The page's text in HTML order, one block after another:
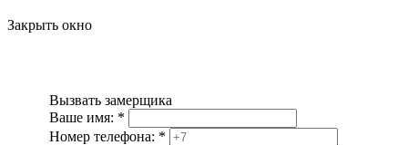
Закрыть окно
Вызвать замерщика
Ваше имя: *
Номер телефона: *